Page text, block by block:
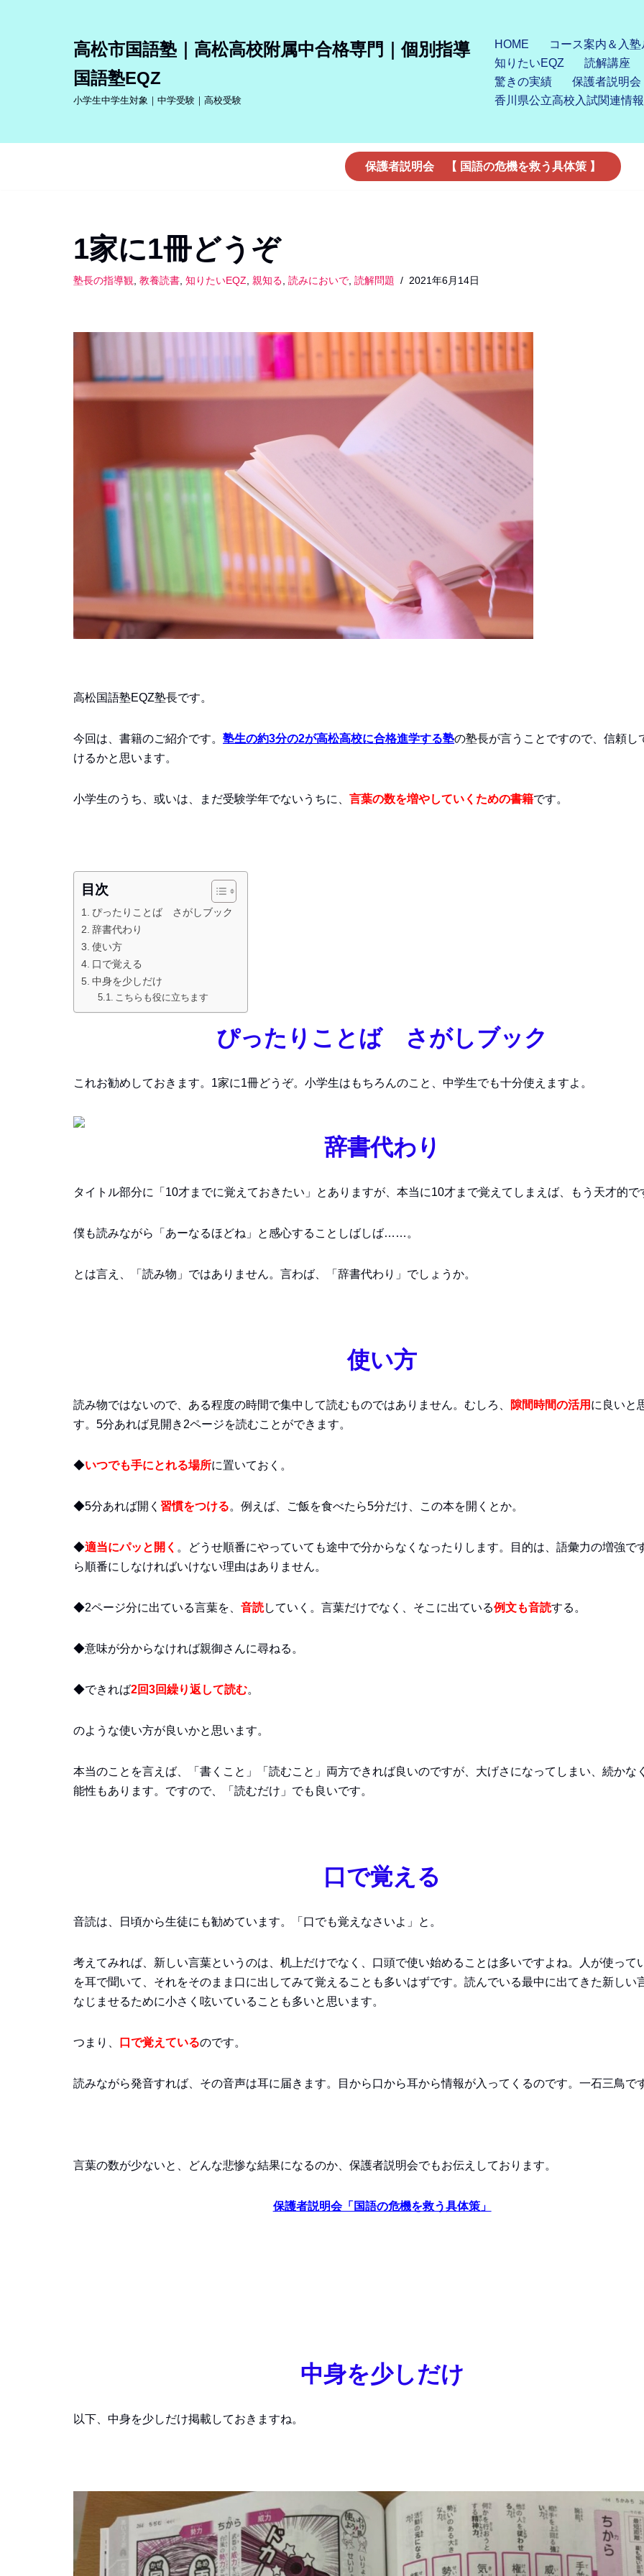
高松市国語塾｜高松高校附属中合格専門｜個別指導
国語塾EQZ
小学生中学生対象｜中学受験｜高校受験
HOME
コース案内＆入
知りたいEQZ
読解講座
驚きの実績
保護者説明
香川県公立高校入試関連情報
保護者説明会 【 国語の危機を救う具体策 】
1家に1冊どうぞ
塾長の指導観 教養読書 知りたいEQZ 親知る 読みにおいで 読解問題 2021年6月14日
高松国語塾EQZ塾長です。
今回は、書籍のご紹介です。 塾生の約3分の2が高松高校に合格進学する塾の塾長が言うことですので、信頼し
けるかと思います。
小学生のうち、或いは、まだ受験学年でないうちに、 言葉の数を増やしていくための書籍です。
目次
ぴったりことば さがしブック
辞書代わり
使い方
口で覚える
中身を少しだけ
こちらも役に立ちます
ぴったりことば さがしブック
これお勧めしておきます。1家に1冊どうぞ。小学生はもちろんのこと、中学生でも十分使えますよ。
辞書代わり
タイトル部分に「10才までに覚えておきたい」とありますが、本当に10才まで覚えてしまえば、もう天才的で
僕も読みながら「あーなるほどね」と感心することしばしば……。
とは言え、「読み物」ではありません。言わば、「辞書代わり」でしょうか。
使い方
読み物ではないので、ある程度の時間で集中して読むものではありません。むしろ、 隙間時間の活用 に良いと
す。5分あれば見開き2ページを読むことができます。
◆いつでも手にとれる場所に置いておく。
◆5分あれば開く 習慣をつける。例えば、ご飯を食べたら5分だけ、この本を開くとか。
◆適当にパッと開く 。どうせ順番にやっていても途中で分からなくなったりします。目的は、語彙力の増強で
ら順番にしなければいけない理由はありません。
◆2ページ分に出ている言葉を、 音読していく。言葉だけでなく、そこに出ている例文も音読する。
◆意味が分からなければ親御さんに尋ねる。
◆できれば2回3回繰り返して読む。
のような使い方が良いかと思います。
本当のことを言えば、「書くこと」「読むこと」両方できれば良いのですが、大げさになってしまい、続かな
能性もあります。ですので、「読むだけ」でも良いです。
口で覚える
音読は、日頃から生徒にも勧めています。「口でも覚えなさいよ」と。
考えてみれば、新しい言葉というのは、机上だけでなく、口頭で使い始めることは多いですよね。人が使って
を耳で聞いて、それをそのまま口に出してみて覚えることも多いはずです。読んでいる最中に出てきた新しい
なじませるために小さく呟いていることも多いと思います。
つまり、 口で覚えているのです。
読みながら発音すれば、その音声は耳に届きます。目から口から耳から情報が入ってくるのです。一石三鳥で
言葉の数が少ないと、どんな悲惨な結果になるのか、保護者説明会でもお伝えしております。
保護者説明会「国語の危機を救う具体策」
中身を少しだけ
以下、中身を少しだけ掲載しておきますね。